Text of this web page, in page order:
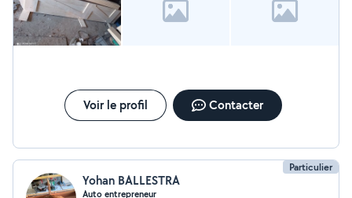
Voir le profil Contacter
Particulier
Yohan BALLESTRA
Auto entrepreneur